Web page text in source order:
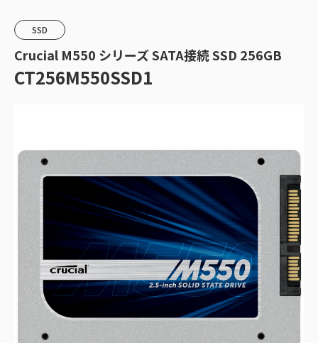
SSD
Crucial M550 シリーズ SATA接続 SSD 256GB
CT256M550SSD1